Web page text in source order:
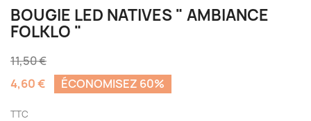
BOUGIE LED NATIVES " AMBIANCE
FOLKLO "
11,50 €
4,60 €
ÉCONOMISEZ 60%
TTC